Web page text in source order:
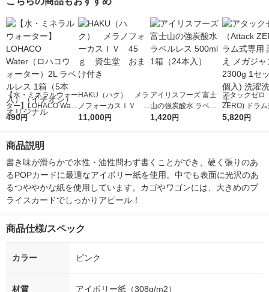
【水・ミネラルウォー
ター】LOHACO Wate
r（ロハコウォータ
シ） オリジナル
490円
HAKU（ハク） メラ
ノフォーカスＩＶ 4
5ｇ 資生堂 おまけ
11,000円
アイリスフーズ 富士
山の強炭酸水 ラベル
レス 500ml 1箱（24
1,420円
アタックゼロ
ZERO) ドラ
詰め替え メガ
5,820円
商品説明
書き味が滑らかで水性・油性問わず書くことができ、硬く張りのあ
るPOPカードに最適なアイボリー紙を使用。中でも表面に光沢のあ
るつややかな紙を使用しています。カゴやワゴンには、大きめのプ
ライスカードでしっかりアピール！
商品仕様/スペック
カラー ピンク
材質 アイボリー紙（308g/m2）